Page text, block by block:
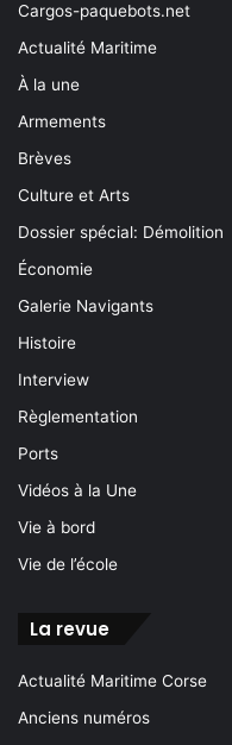
Cargos-paquebots.net
Actualité Maritime
À la une
Armements
Brèves
Culture et Arts
Dossier spécial: Démolition
Économie
Galerie Navigants
Histoire
Interview
Règlementation
Ports
Vidéos à la Une
Vie à bord
Vie de l’école
La revue
Actualité Maritime Corse
Anciens numéros